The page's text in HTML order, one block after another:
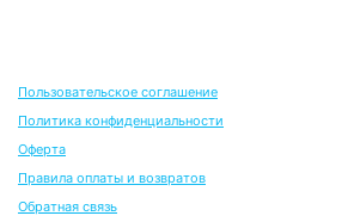
Пользовательское соглашение
Политика конфиденциальности
Оферта
Правила оплаты и возвратов
Обратная связь